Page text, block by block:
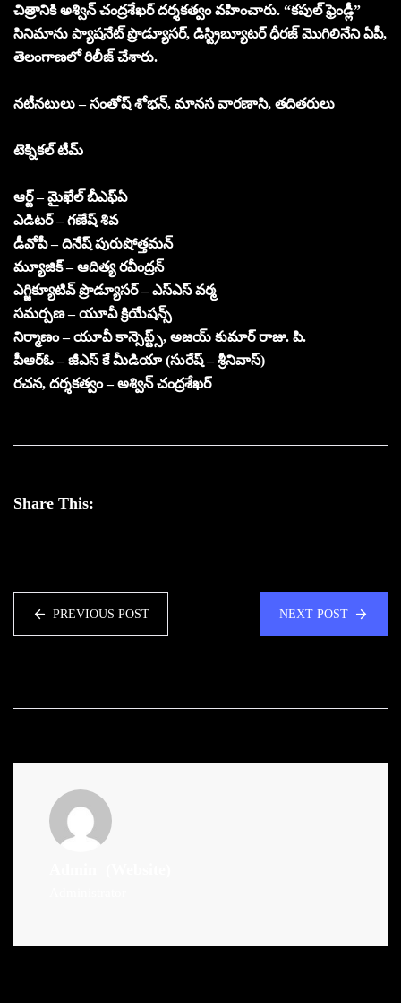
చిత్రానికి అశ్విన్ చంద్రశేఖర్ దర్శకత్వం వహించారు. “కపుల్ ఫ్రెండ్లీ”
సినిమాను ప్యాషనేట్ ప్రొడ్యూసర్, డిస్ట్రిబ్యూటర్ ధీరజ్ మొగిలినేని ఏపీ,
తెలంగాణలో రిలీజ్ చేశారు.
నటీనటులు – సంతోష్ శోభన్, మానస వారణాసి, తదితరులు
టెక్నికల్ టీమ్
ఆర్ట్ – మైఖేల్ బీఎఫ్ఏ
ఎడిటర్ – గణేష్ శివ
డీవోపీ – దినేష్ పురుషోత్తమన్
మ్యూజిక్ – ఆదిత్య రవీంద్రన్
ఎగ్జిక్యూటివ్ ప్రొడ్యూసర్ – ఎస్ఎస్ వర్మ
సమర్పణ – యూవీ క్రియేషన్స్
నిర్మాణం – యూవీ కాన్సెప్ట్స్, అజయ్ కుమార్ రాజు. పి.
పీఆర్ఓ – జీఎస్ కే మీడియా (సురేష్ – శ్రీనివాస్)
రచన, దర్శకత్వం – అశ్విన్ చంద్రశేఖర్
Share This:
PREVIOUS POST NEXT POST